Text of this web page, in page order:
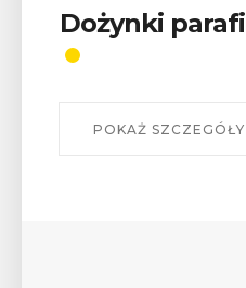
Wykład
W środę 12